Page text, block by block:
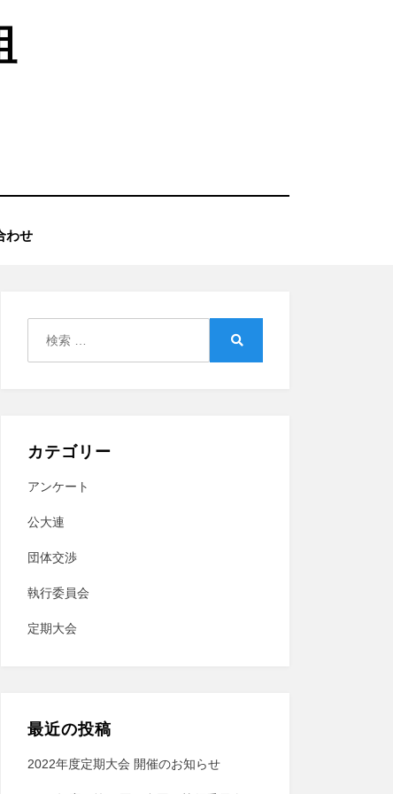
わせ
カテゴリー
アンケート
公大連
団体交渉
執行委員会
定期大会
最近の投稿
2022年度定期⼤会 開催のお知らせ